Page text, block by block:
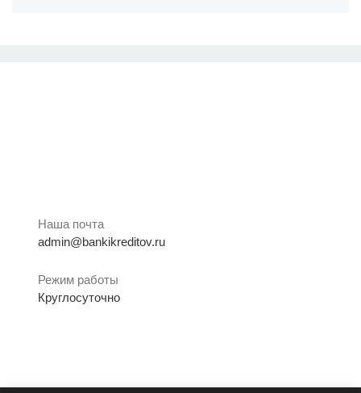
Наша почта
admin@bankikreditov.ru
Режим работы
Круглосуточно